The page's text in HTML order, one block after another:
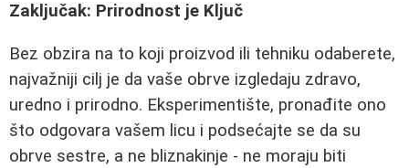
Zaključak: Prirodnost je Ključ
Bez obzira na to koji proizvod ili tehniku odaberete,
najvažniji cilj je da vaše obrve izgledaju zdravo,
uredno i prirodno. Eksperimentište, pronađite ono
što odgovara vašem licu i podsećajte se da su
obrve sestre, a ne bliznakinje - ne moraju biti